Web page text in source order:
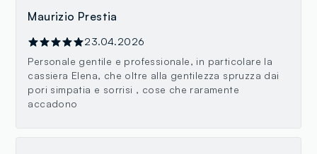
Maurizio Prestia
23.04.2026
Personale gentile e professionale, in particolare la
cassiera Elena, che oltre alla gentilezza spruzza dai
pori simpatia e sorrisi , cose che raramente
accadono